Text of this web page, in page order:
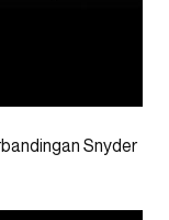
Snyder